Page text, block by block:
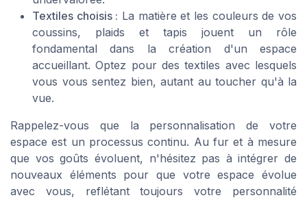
Textiles choisis : La matière et les couleurs de vos
coussins, plaids et tapis jouent un rôle
fondamental dans la création d'un espace
accueillant. Optez pour des textiles avec lesquels
vous vous sentez bien, autant au toucher qu'à la
vue.
Rappelez-vous que la personnalisation de votre
espace est un processus continu. Au fur et à mesure
que vos goûts évoluent, n'hésitez pas à intégrer de
nouveaux éléments pour que votre espace évolue
avec vous, reflétant toujours votre personnalité